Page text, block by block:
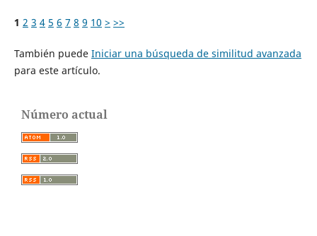
1 2 3 4 5 6 7 8 9 10 > >>
También puede Iniciar una búsqueda de similitud avanzada
para este artículo.
Número actual